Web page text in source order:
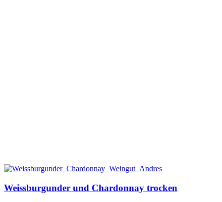
Weissburgunder und Chardonnay trocken